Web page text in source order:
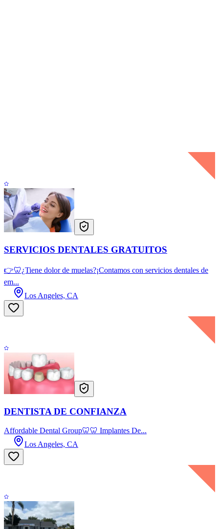
SERVICIOS DENTALES GRATUITOS
👉🦷¿Tiene dolor de muelas?¡Contamos con servicios dentales de
em...
Los Angeles, CA
DENTISTA DE CONFIANZA
Affordable Dental Group🦷🦷 Implantes De...
Los Angeles, CA